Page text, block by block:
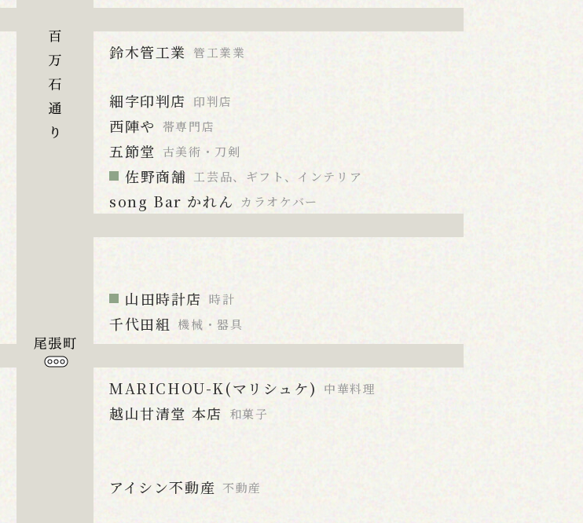
管工業業
鈴木管工業
印判店
細字印判店
帯専門店
西陣や
古美術・刀剣
五節堂
工芸品、ギフト、インテリア
佐野商舗
カラオケバー
song Bar かれん
時計
山田時計店
機械・器具
千代田組
中華料理
MARICHOU-K(マリシュケ)
和菓子
越山甘清堂 本店
不動産
アイシン不動産